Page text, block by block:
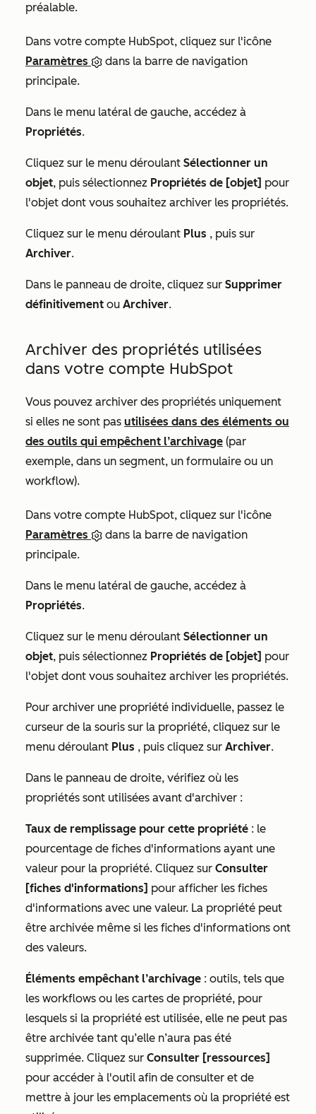
préalable.
Dans votre compte HubSpot, cliquez sur l'icône
Paramètres
dans la barre de navigation
principale.
Dans le menu latéral de gauche, accédez à
Propriétés.
Cliquez sur le menu déroulant Sélectionner un
objet, puis sélectionnez Propriétés de [objet] pour
l'objet dont vous souhaitez archiver les propriétés.
Cliquez sur le menu déroulant Plus , puis sur
Archiver.
Dans le panneau de droite, cliquez sur Supprimer
définitivement ou Archiver.
Archiver des propriétés utilisées
dans votre compte HubSpot
Vous pouvez archiver des propriétés uniquement
si elles ne sont pas utilisées dans des éléments ou
des outils qui empêchent l’archivage (par
exemple, dans un segment, un formulaire ou un
workflow).
Dans votre compte HubSpot, cliquez sur l'icône
Paramètres
dans la barre de navigation
principale.
Dans le menu latéral de gauche, accédez à
Propriétés.
Cliquez sur le menu déroulant Sélectionner un
objet, puis sélectionnez Propriétés de [objet] pour
l'objet dont vous souhaitez archiver les propriétés.
Pour archiver une propriété individuelle, passez le
curseur de la souris sur la propriété, cliquez sur le
menu déroulant Plus , puis cliquez sur Archiver.
Dans le panneau de droite, vérifiez où les
propriétés sont utilisées avant d'archiver :
Taux de remplissage pour cette propriété : le
pourcentage de fiches d'informations ayant une
valeur pour la propriété. Cliquez sur Consulter
[fiches d'informations] pour afficher les fiches
d'informations avec une valeur. La propriété peut
être archivée même si les fiches d'informations ont
des valeurs.
Éléments empêchant l’archivage : outils, tels que
les workflows ou les cartes de propriété, pour
lesquels si la propriété est utilisée, elle ne peut pas
être archivée tant qu’elle n’aura pas été
supprimée. Cliquez sur Consulter [ressources]
pour accéder à l'outil afin de consulter et de
mettre à jour les emplacements où la propriété est